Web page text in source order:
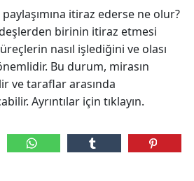
itiraz ederse ne olur?
birinin itiraz etmesi
nasıl işlediğini ve olası
Bu durum, mirasın
ve taraflar arasında
Ayrıntılar için tıklayın.